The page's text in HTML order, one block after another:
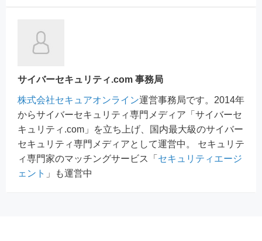
サイバーセキュリティ.com 事務局
株式会社セキュアオンライン運営事務局です。2014年
からサイバーセキュリティ専門メディア「サイバーセ
キュリティ.com」を立ち上げ、国内最大級のサイバー
セキュリティ専門メディアとして運営中。 セキュリテ
ィ専門家のマッチングサービス「 セキュリティエージ
ェント 」も運営中